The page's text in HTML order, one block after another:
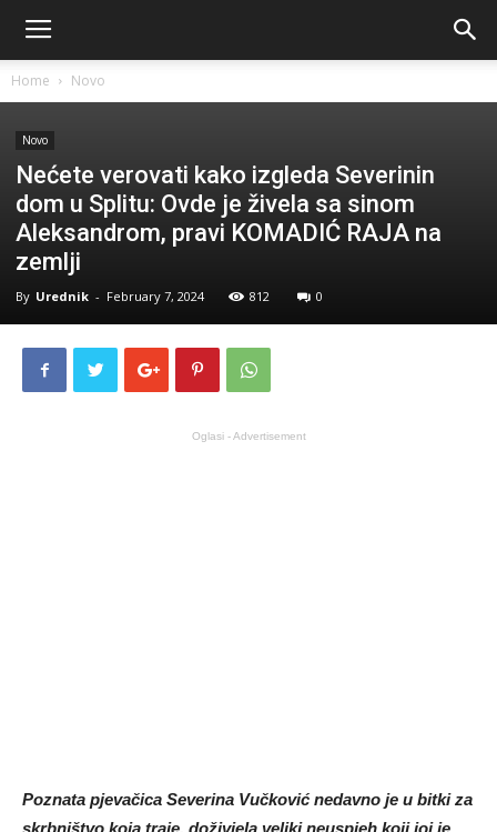
Home Novo
Novo
Nećete verovati kako izgleda Severinin
dom u Splitu: Ovde je živela sa sinom
Aleksandrom, pravi KOMADIĆ RAJA na
zemlji
By Urednik - February 7, 2024 812 0
Oglasi - Advertisement
Poznata pjevačica Severina Vučković nedavno je u bitki za
skrbništvo koja traje, doživjela veliki neuspjeh koji joj je